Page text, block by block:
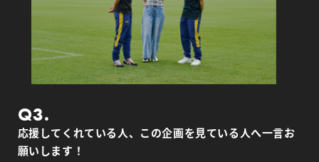
Q3.
応援してくれている人、この企画を見ている人へ一言お
願いします！